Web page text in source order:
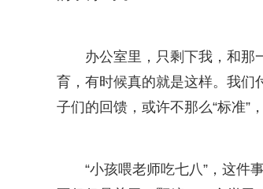
办公室里，只剩下我，和那
育，有时候真的就是这样。我们
子们的回馈，或许不那么“标准”
“小孩喂老师吃七八”，这件